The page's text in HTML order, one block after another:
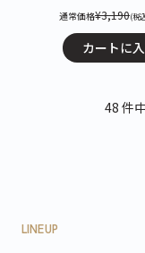
通常価格¥3,190(税
カートに
48 件
LINEUP